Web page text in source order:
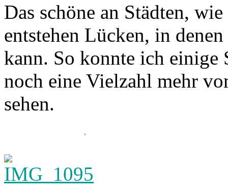
Das schöne an Städten,
entstehen Lücken, in
kann. So konnte ich einige
noch eine Vielzahl mehr
sehen.